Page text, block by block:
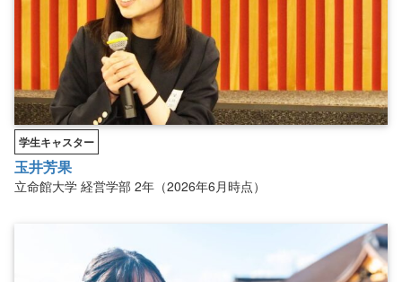
学生キャスター
玉井芳果
立命館大学 経営学部 2年（2026年6月時点）